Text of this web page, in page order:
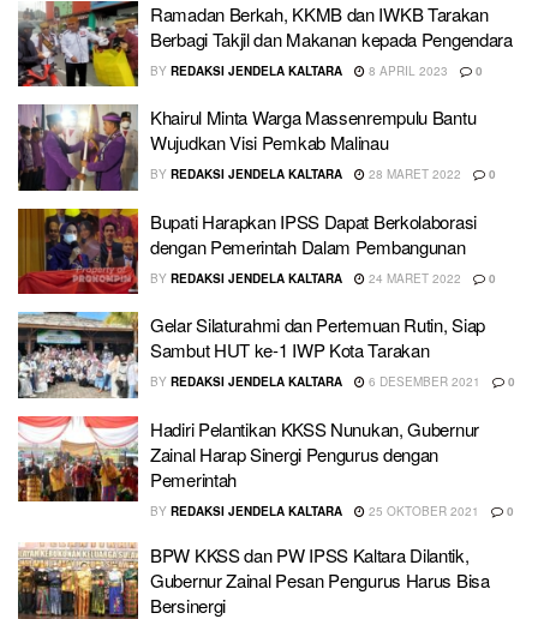
Ramadan Berkah, KKMB dan IWKB Tarakan
Berbagi Takjil dan Makanan kepada Pengendara
BY REDAKSI JENDELA KALTARA 8 APRIL 2023 0
Khairul Minta Warga Massenrempulu Bantu
Wujudkan Visi Pemkab Malinau
BY REDAKSI JENDELA KALTARA 28 MARET 2022 0
Bupati Harapkan IPSS Dapat Berkolaborasi
dengan Pemerintah Dalam Pembangunan
BY REDAKSI JENDELA KALTARA 24 MARET 2022 0
Gelar Silaturahmi dan Pertemuan Rutin, Siap
Sambut HUT ke-1 IWP Kota Tarakan
BY REDAKSI JENDELA KALTARA 6 DESEMBER 2021 0
Hadiri Pelantikan KKSS Nunukan, Gubernur
Zainal Harap Sinergi Pengurus dengan
Pemerintah
BY REDAKSI JENDELA KALTARA 25 OKTOBER 2021 0
BPW KKSS dan PW IPSS Kaltara Dilantik,
Gubernur Zainal Pesan Pengurus Harus Bisa
Bersinergi